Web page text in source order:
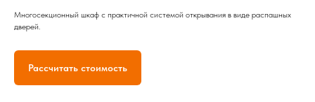
Многосекционный шкаф с практичной системой открывания в виде распашных
дверей.
Рассчитать стоимость